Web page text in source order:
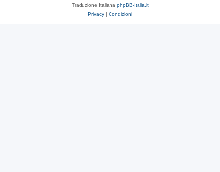
Traduzione Italiana phpBB-Italia.it
Privacy | Condizioni